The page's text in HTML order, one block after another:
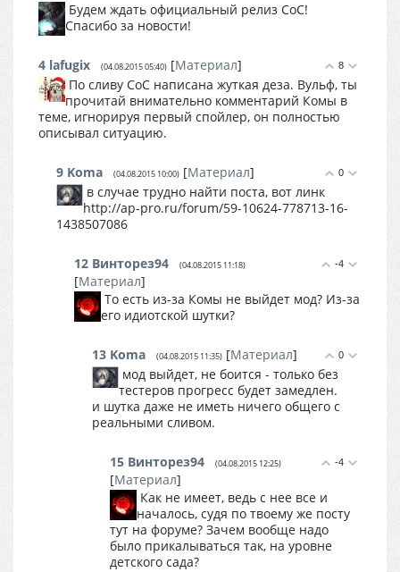
Будем ждать официальный релиз CoC!
Спасибо за новости!
8
4 lafugix (04.08.2015 05:40) [Материал]
По сливу CoC написана жуткая деза. Вульф, ты
прочитай внимательно комментарий Комы в
теме, игнорируя первый спойлер, он полностью
описывал ситуацию.
0
9 Koma (04.08.2015 10:00) [Материал]
в случае трудно найти постa, вот линк
http://ap-pro.ru/forum/59-10624-778713-16-
1438507086
-4
12 Винторез94 (04.08.2015 11:18)
[Материал]
То есть из-за Комы не выйдет мод? Из-за
его идиотской шутки?
0
13 Koma (04.08.2015 11:35) [Материал]
мод выйдет, не боится - только без
тестеров прогресс будет замедлен.
и шутка даже не иметь ничего общего с
реальными сливом.
-4
15 Винторез94 (04.08.2015 12:25)
[Материал]
Как не имеет, ведь с нее все и
началось, судя по твоему же посту
тут на форуме? Зачем вообще надо
было прикалываться так, на уровне
детского сада?